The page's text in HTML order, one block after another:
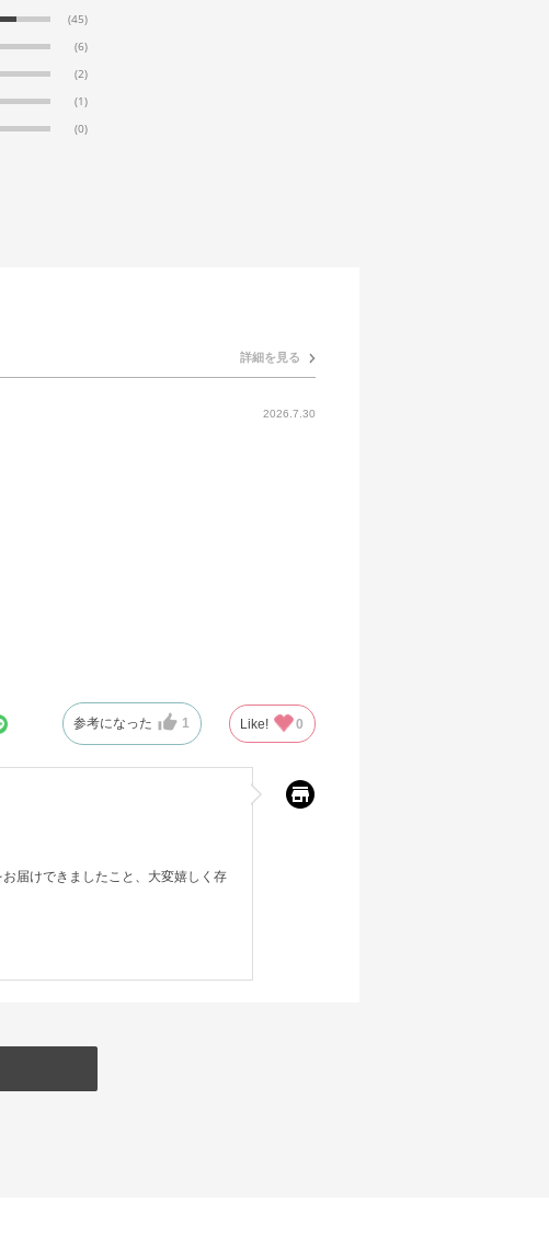
(45)
(6)
(2)
(1)
(0)
詳細を見る
2026.7.30
参考になった 1 Like! 0
届けできましたこと、大変嬉しく存